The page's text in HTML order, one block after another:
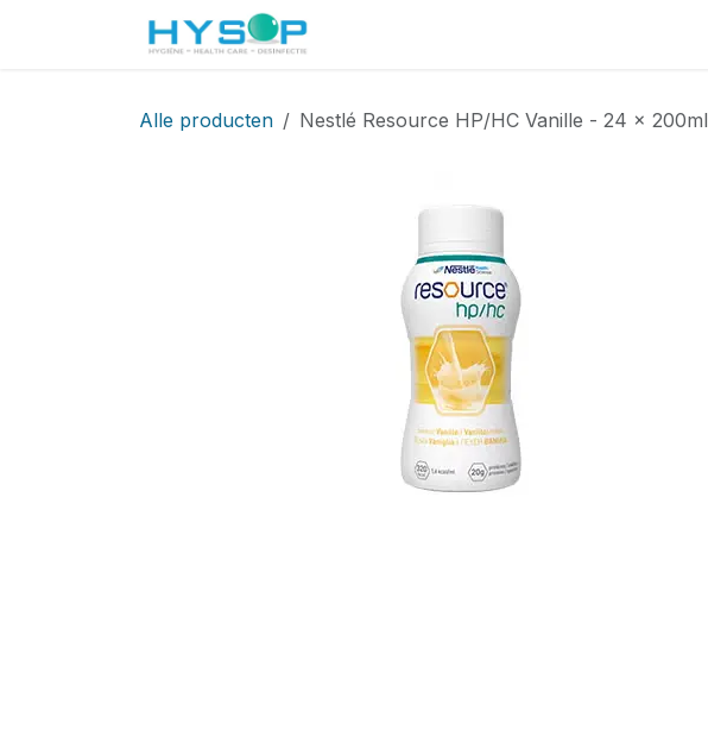
Alle producten Nestlé Resource HP/HC Vanille - 24 x 200ml